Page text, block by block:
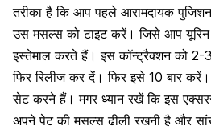
तरीका है कि आप पहले आरामदायक
उस मसल्स को टाइट करें। जिसे आप यूरिन
इस्तेमाल करते हैं। इस कॉन्ट्रैक्शन को
फिर रिलीज कर दें। फिर इसे 10 बार
सेट करने हैं। मगर ध्यान रखें कि इस
अपने पेट की मसल्स ढीली रखनी है और